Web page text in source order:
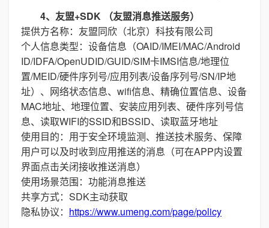
4、友盟+SDK （友盟消息推送服务）
提供方名称：友盟同欣（北京）科技有限公司
个人信息类型：设备信息（OAID/IMEI/MAC/Android
ID/IDFA/OpenUDID/GUID/SIM卡IMSI信息/地理位
置/MEID/硬件序列号/应用列表/设备序列号/SN/IP地
址）、网络状态信息、wifi信息、精确位置信息、设备
MAC地址、地理位置、安装应用列表、硬件序列号信
息、读取WIFI的SSID和BSSID、读取蓝牙地址
使用目的：用于安全环境监测、推送技术服务、保障
用户可以及时收到应用推送的消息（可在APP内设置
界面点击关闭接收推送消息）
使用场景范围：功能消息推送
共享方式：SDK主动获取
隐私协议： https://www.umeng.com/page/policy